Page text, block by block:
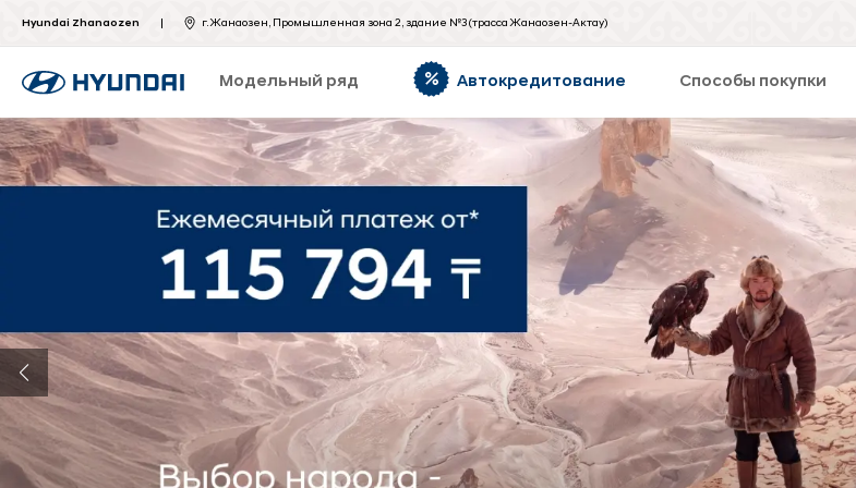
Hyundai Zhanaozen г. Жанаозен, Промышленная зона 2, здание №3 (трасса Жанаозен-Актау)
Модельный ряд Автокредитование Способы покупки